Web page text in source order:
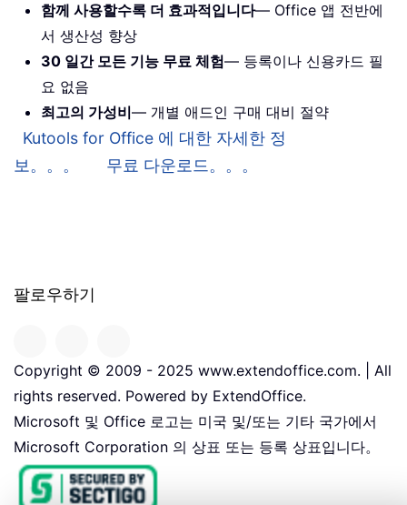
함께 사용할수록 더 효과적입니다— Office 앱 전반에
서 생산성 향상
30 일간 모든 기능 무료 체험— 등록이나 신용카드 필
요 없음
최고의 가성비— 개별 애드인 구매 대비 절약
Kutools for Office 에 대한 자세한 정
보。。。
무료 다운로드。。。
팔로우하기
Copyright © 2009 - 2025 www.extendoffice.com. | All
rights reserved. Powered by ExtendOffice.
Microsoft 및 Office 로고는 미국 및/또는 기타 국가에서
Microsoft Corporation 의 상표 또는 등록 상표입니다。